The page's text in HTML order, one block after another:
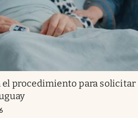
el procedimiento para solicitar